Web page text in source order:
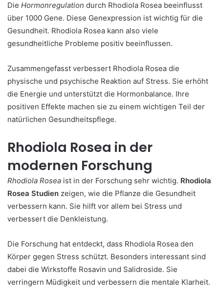
Die Hormonregulation durch Rhodiola Rosea beeinflusst
über 1000 Gene. Diese Genexpression ist wichtig für die
Gesundheit. Rhodiola Rosea kann also viele
gesundheitliche Probleme positiv beeinflussen.
Zusammengefasst verbessert Rhodiola Rosea die
physische und psychische Reaktion auf Stress. Sie erhöht
die Energie und unterstützt die Hormonbalance. Ihre
positiven Effekte machen sie zu einem wichtigen Teil der
natürlichen Gesundheitspflege.
Rhodiola Rosea in der
modernen Forschung
Rhodiola Rosea ist in der Forschung sehr wichtig. Rhodiola
Rosea Studien zeigen, wie die Pflanze die Gesundheit
verbessern kann. Sie hilft vor allem bei Stress und
verbessert die Denkleistung.
Die Forschung hat entdeckt, dass Rhodiola Rosea den
Körper gegen Stress schützt. Besonders interessant sind
dabei die Wirkstoffe Rosavin und Salidroside. Sie
verringern Müdigkeit und verbessern die mentale Klarheit.